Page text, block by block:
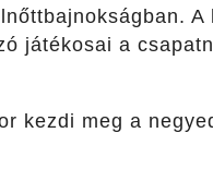
játékosai a
kezdi meg a